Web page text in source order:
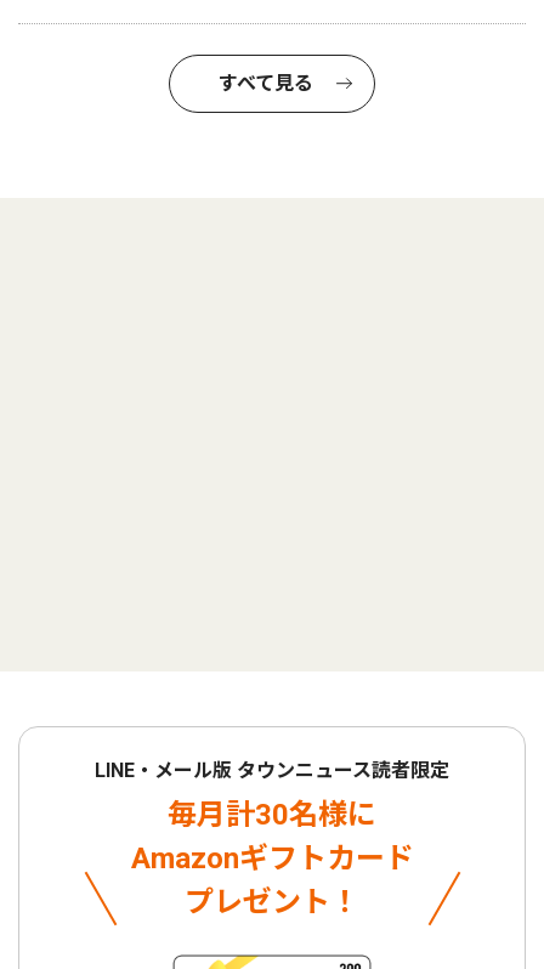
すべて見る
LINE・メール版 タウンニュース読者限定
毎月計30名様に
Amazonギフトカード
プレゼント！